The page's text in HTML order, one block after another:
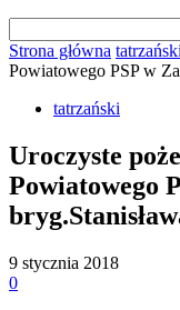
Strona główna tatrzański
Powiatowego PSP w
tatrzański
Uroczyste
Powiatowego
9 stycznia 2018
0